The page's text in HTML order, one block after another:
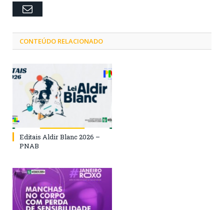
Email
CONTEÚDO RELACIONADO
Editais Aldir Blanc 2026 –
PNAB